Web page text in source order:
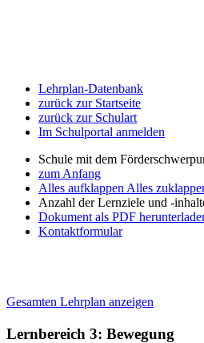
Lehrplan-Datenbank
zurück zur Startseite
zurück zur Schulart
Im Schulportal anmelden
Schule mit dem
zum Anfang
Alles aufklappen Alles
Anzahl der Lernziele und -
Dokument als PDF
Kontaktformular
Gesamten Lehrplan anzeigen
Lernbereich 3: Bewegung